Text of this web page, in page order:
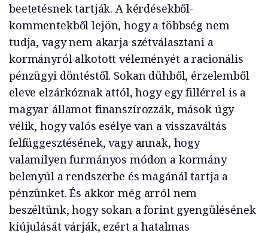
beetetésnek tartják. A kérdésekből-
kommentekből lejön, hogy a többség nem
tudja, vagy nem akarja szétválasztani a
kormányról alkotott véleményét a racionális
pénzügyi döntéstől. Sokan dühből, érzelemből
eleve elzárkóznak attól, hogy egy fillérrel is a
magyar államot finanszírozzák, mások úgy
vélik, hogy valós esélye van a visszaváltás
felfüggesztésének, vagy annak, hogy
valamilyen furmányos módon a kormány
belenyúl a rendszerbe és magánál tartja a
pénzünket. És akkor még arról nem
beszéltünk, hogy sokan a forint gyengülésének
kiújulását várják, ezért a hatalmas